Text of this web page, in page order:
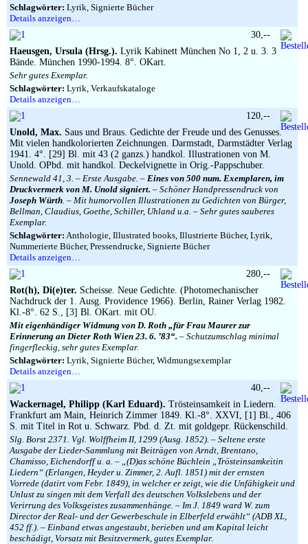
Schlagwörter: Lyrik, Signierte Bücher
Details anzeigen…
Haeusgen, Ursula (Hrsg.). Lyrik Kabinett München No 1, 2 u. 3. 3
Bände. München 1990-1994. 8°. OKart.
Sehr gutes Exemplar.
Schlagwörter: Lyrik, Verkaufskataloge
Details anzeigen…
30,--
Unold, Max. Saus und Braus. Gedichte der Freude und des Genusses.
Mit vielen handkolorierten Zeichnungen. Darmstadt, Darmstädter Verlag
1941. 4°. [29] Bl. mit 43 (2 ganzs.) handkol. Illustrationen von M.
Unold. OPbd. mit handkol. Deckelvignette in Orig.-Pappschuber.
Sennewald 41, 3. – Erste Ausgabe. – Eines von 500 num. Exemplaren, im
Druckvermerk von M. Unold signiert. – Schöner Handpressendruck von
Joseph Würth. – Mit humorvollen Illustrationen zu Gedichten von Bürger,
Bellman, Claudius, Goethe, Schiller, Uhland u.a. – Sehr gutes sauberes
Exemplar.
Schlagwörter: Anthologie, Illustrated books, Illustrierte Bücher, Lyrik,
Nummerierte Bücher, Pressendrucke, Signierte Bücher
Details anzeigen…
120,--
Rot(h), Di(e)ter. Scheisse. Neue Gedichte. (Photomechanischer
Nachdruck der 1. Ausg. Providence 1966). Berlin, Rainer Verlag 1982.
Kl.-8°. 62 S., [3] Bl. OKart. mit OU.
Mit eigenhändiger Widmung von D. Roth „für Frau Maurer zur
Erinnerung an Dieter Roth Wien 23. 6. ’83“. – Schutzumschlag minimal
fingerfleckig, sehr gutes Exemplar.
Schlagwörter: Lyrik, Signierte Bücher, Widmungsexemplar
Details anzeigen…
280,--
Wackernagel, Philipp (Karl Eduard). Trösteinsamkeit in Liedern.
Frankfurt am Main, Heinrich Zimmer 1849. Kl.-8°. XXVI, [1] Bl., 406
S. mit Titel in Rot u. Schwarz. Pbd. d. Zt. mit goldgepr. Rückenschild.
Slg. Borst 2371. Vgl. Wolffheim II, 1299 (Ausg. 1852). – Seltene erste
Ausgabe der Lieder-Sammlung mit Beiträgen von Arndt, Brentano,
Chamisso, Eichendorff u. a. – „(D)as schöne Büchlein „Trösteinsamkeitin
Liedern“ (Erlangen, Heyder u. Zimmer, 2. Aufl. 1851) mit der ernsten
Vorrede (datirt vom Febr. 1849), in welcher er zeigt, wie die Unfähigkeit und
Unlust zu singen mit dem Verfall des deutschen Volkslebens und der
Verirrung des Volksgeistes zusammenhänge. – Im J. 1849 ward W. zum
Director der Real- und der Gewerbeschule in Elberfeld erwählt“ (ADB XL,
452 ff.). – Einband etwas angestaubt, berieben und am Kapital leicht
beschädigt, Vorsatz mit Besitzvermerk, gutes Exemplar.
40,--